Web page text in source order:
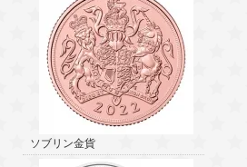
ソブリン金貨